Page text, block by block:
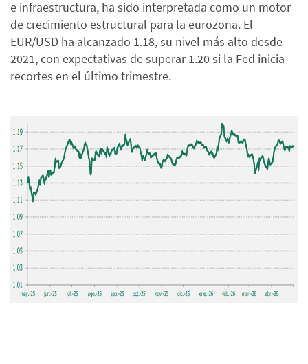
e infraestructura, ha sido interpretada como un motor
de crecimiento estructural para la eurozona. El
EUR/USD ha alcanzado 1.18, su nivel más alto desde
2021, con expectativas de superar 1.20 si la Fed inicia
recortes en el último trimestre.